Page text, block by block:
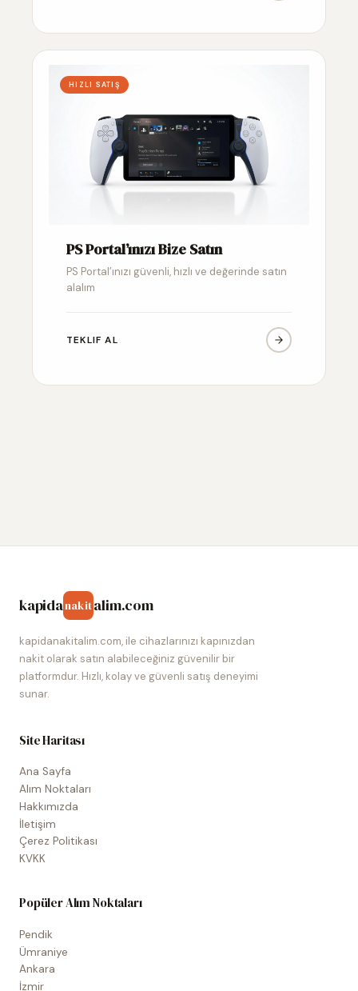
HIZLI SATIŞ
PS Portal’ınızı Bize Satın
PS Portal’ınızı güvenli, hızlı ve değerinde satın
alalım
TEKLIF AL
kapidanakitalim.com
kapidanakitalim.com, ile cihazlarınızı kapınızdan
nakit olarak satın alabileceğiniz güvenilir bir
platformdur. Hızlı, kolay ve güvenli satış deneyimi
sunar.
Site Haritası
Ana Sayfa
Alım Noktaları
Hakkımızda
İletişim
Çerez Politikası
KVKK
Popüler Alım Noktaları
Pendik
Ümraniye
Ankara
İzmir